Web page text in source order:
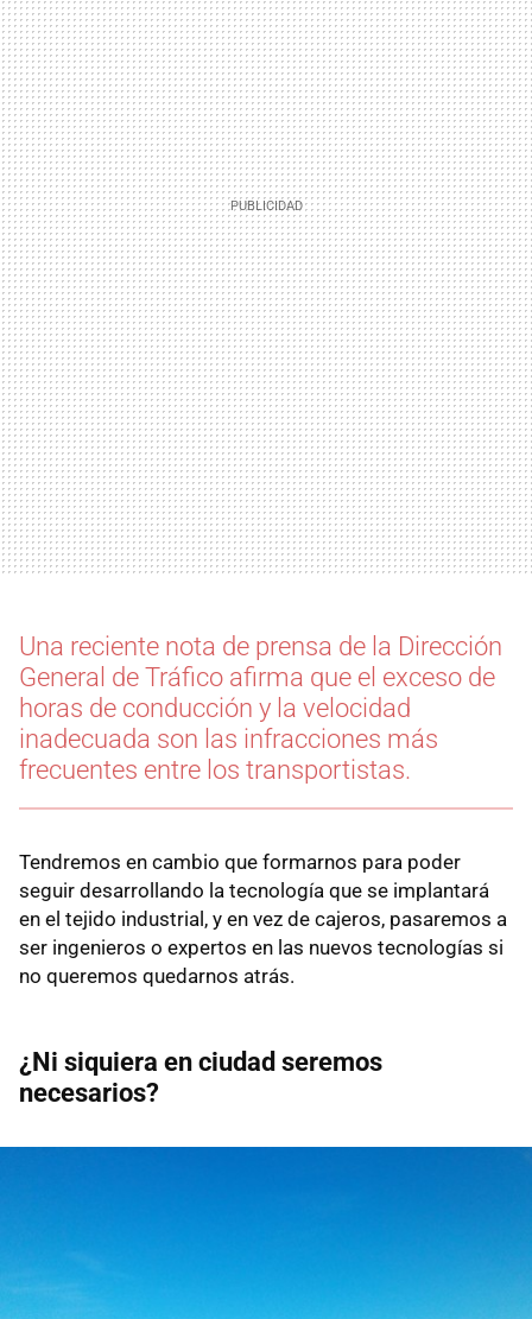
Una reciente nota de prensa de la Dirección
General de Tráfico afirma que el exceso de
horas de conducción y la velocidad
inadecuada son las infracciones más
frecuentes entre los transportistas.
Tendremos en cambio que formarnos para poder
seguir desarrollando la tecnología que se implantará
en el tejido industrial, y en vez de cajeros, pasaremos a
ser ingenieros o expertos en las nuevos tecnologías si
no queremos quedarnos atrás.
¿Ni siquiera en ciudad seremos
necesarios?